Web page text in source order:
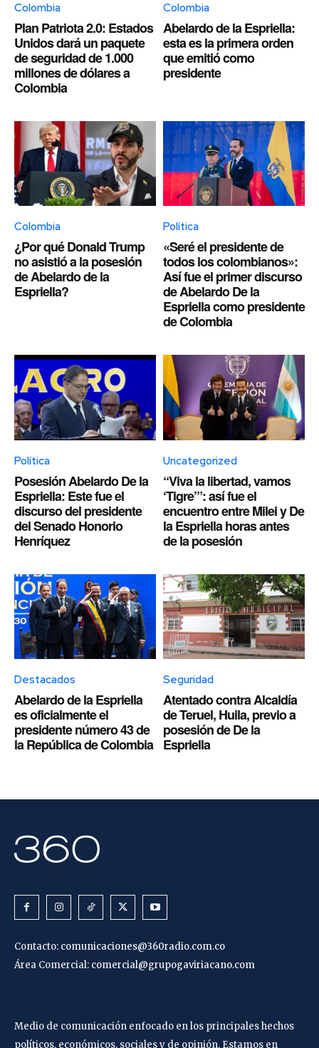
Colombia
Plan Patriota 2.0: Estados
Unidos dará un paquete
de seguridad de 1.000
millones de dólares a
Colombia
Colombia
Abelardo de la Espriella:
esta es la primera orden
que emitió como
presidente
Colombia
¿Por qué Donald Trump
no asistió a la posesión
de Abelardo de la
Espriella?
Política
«Seré el presidente de
todos los colombianos»:
Así fue el primer discurso
de Abelardo De la
Espriella como presidente
de Colombia
Política
Posesión Abelardo De la
Espriella: Este fue el
discurso del presidente
del Senado Honorio
Henríquez
Uncategorized
“Viva la libertad, vamos
‘Tigre’”: así fue el
encuentro entre Milei y De
la Espriella horas antes
de la posesión
Destacados
Abelardo de la Espriella
es oficialmente el
presidente número 43 de
la República de Colombia
Seguridad
Atentado contra Alcaldía
de Teruel, Huila, previo a
posesión de De la
Espriella
Contacto: comunicaciones@360radio.com.co
Área Comercial: comercial@grupogaviriacano.com
Medio de comunicación enfocado en los principales hechos
políticos, económicos, sociales y de opinión. Estamos en